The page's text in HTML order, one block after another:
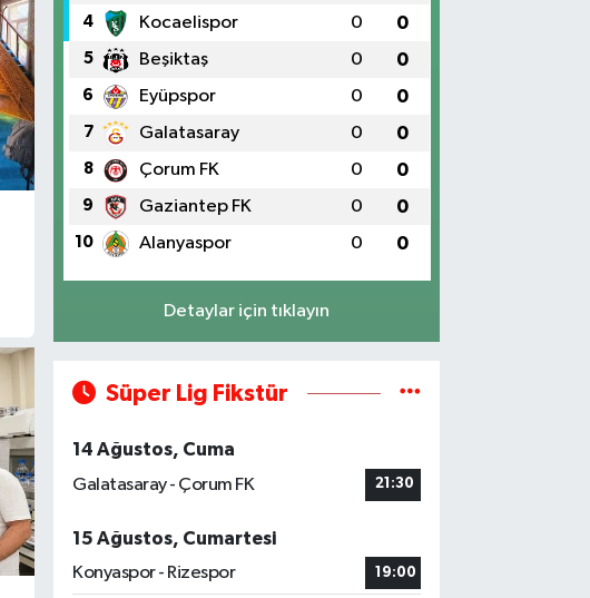
4 Kocaelispor 0 0
5 Beşiktaş 0 0
6 Eyüpspor 0 0
7 Galatasaray 0 0
8 Çorum FK 0 0
9 Gaziantep FK 0 0
10 Alanyaspor 0 0
Detaylar için tıklayın
Süper Lig Fikstür
14 Ağustos, Cuma
Galatasaray - Çorum FK
21:30
15 Ağustos, Cumartesi
Konyaspor - Rizespor
19:00